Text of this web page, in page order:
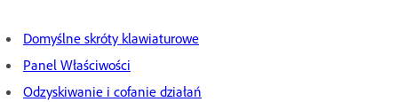
Domyślne skróty klawiaturowe
Panel Właściwości
Odzyskiwanie i cofanie działań